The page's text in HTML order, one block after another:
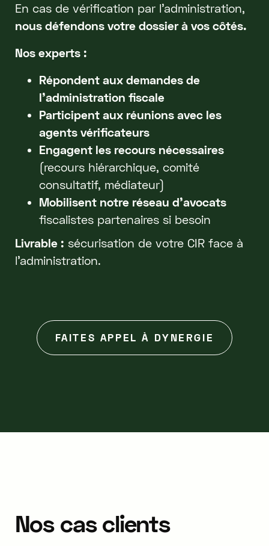
En cas de vérification par l'administration,
nous défendons votre dossier à vos côtés.
Nos experts :
Répondent aux demandes de
l'administration fiscale
Participent aux réunions avec les
agents vérificateurs
Engagent les recours nécessaires
(recours hiérarchique, comité
consultatif, médiateur)
Mobilisent notre réseau d'avocats
fiscalistes partenaires si besoin
Livrable : sécurisation de votre CIR face à
l'administration.
FAITES APPEL À DYNERGIE
Nos cas clients